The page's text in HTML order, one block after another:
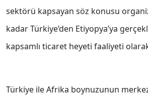
sektörü kapsayan söz konusu
kadar Türkiye’den Etiyopya’ya
kapsamlı ticaret heyeti faaliyeti
Türkiye ile Afrika boynuzunun